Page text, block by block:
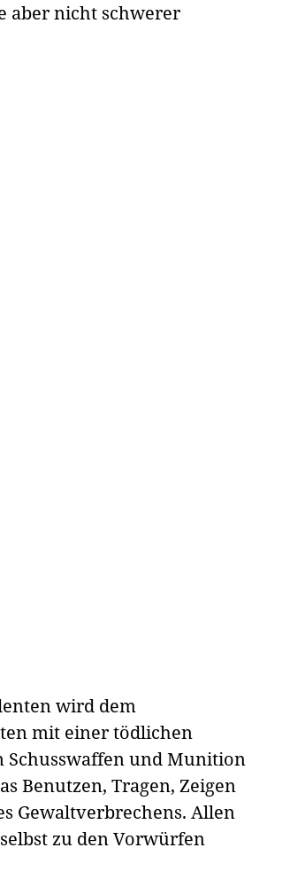
aber nicht schwerer
wird dem
mit einer tödlichen
Schusswaffen und Munition
Benutzen, Tragen, Zeigen
Gewaltverbrechens. Allen
zu den Vorwürfen